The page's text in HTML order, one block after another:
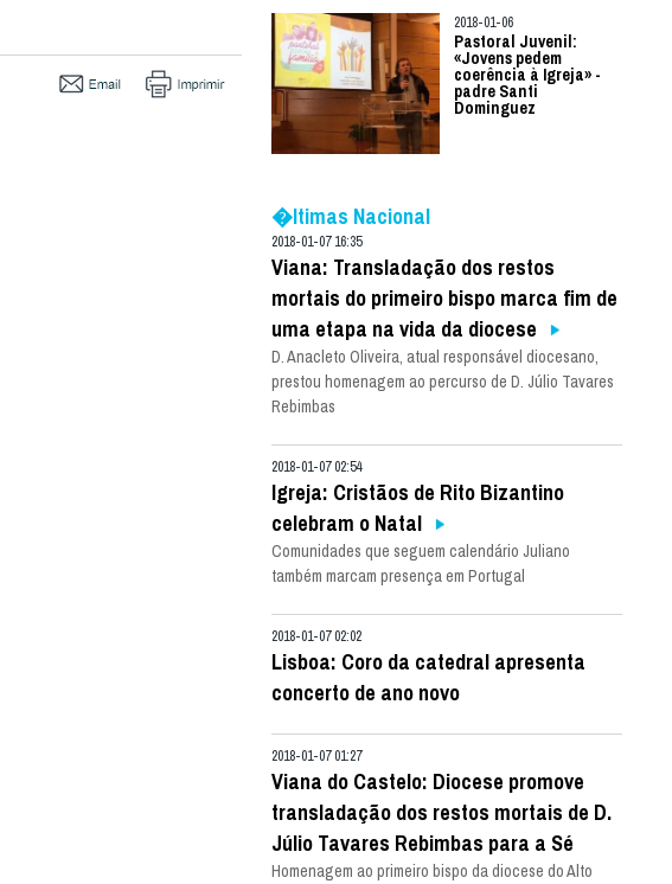
2018-01-06
Pastoral Juvenil:
«Jovens pedem
coerência à Igreja» -
padre Santi
Dominguez
�ltimas Nacional
2018-01-07 16:35
Viana: Transladação dos restos
mortais do primeiro bispo marca fim de
uma etapa na vida da diocese
D. Anacleto Oliveira, atual responsável diocesano,
prestou homenagem ao percurso de D. Júlio Tavares
Rebimbas
2018-01-07 02:54
Igreja: Cristãos de Rito Bizantino
celebram o Natal
Comunidades que seguem calendário Juliano
também marcam presença em Portugal
2018-01-07 02:02
Lisboa: Coro da catedral apresenta
concerto de ano novo
2018-01-07 01:27
Viana do Castelo: Diocese promove
transladação dos restos mortais de D.
Júlio Tavares Rebimbas para a Sé
Homenagem ao primeiro bispo da diocese do Alto